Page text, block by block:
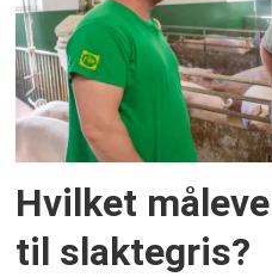
Hvilket
til slaktegris?